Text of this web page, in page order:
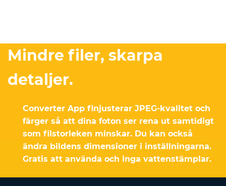
Mindre filer, skarpa
detaljer.
Converter App finjusterar JPEG-kvalitet och
färger så att dina foton ser rena ut samtidigt
som filstorleken minskar. Du kan också
ändra bildens dimensioner i inställningarna.
Gratis att använda och inga vattenstämplar.